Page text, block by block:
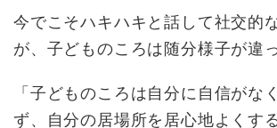
今でこそハキハキと話して社交的
が、子どものころは随分様子が違
「子どものころは自分に自信がな
ず、自分の居場所を居心地よくす